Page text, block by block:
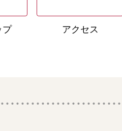
プ アクセス